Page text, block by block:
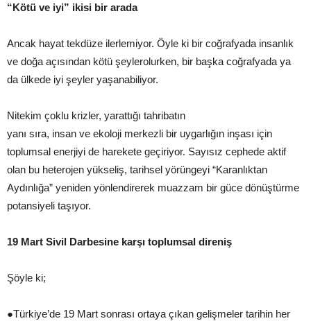
“Kötü ve iyi” ikisi bir arada
Ancak hayat tekdüze ilerlemiyor. Öyle ki bir coğrafyada insanlık
ve doğa açısından kötü şeylerolurken, bir başka coğrafyada ya
da ülkede iyi şeyler yaşanabiliyor.
Nitekim çoklu krizler, yarattığı tahribatın
yanı sıra, insan ve ekoloji merkezli bir uygarlığın inşası için
toplumsal enerjiyi de harekete geçiriyor. Sayısız cephede aktif
olan bu heterojen yükseliş, tarihsel yörüngeyi “Karanlıktan
Aydınlığa” yeniden yönlendirerek muazzam bir güce dönüştürme
potansiyeli taşıyor.
19 Mart Sivil Darbesine karşı toplumsal direniş
Şöyle ki;
●Türkiye’de 19 Mart sonrası ortaya çıkan gelişmeler tarihin her